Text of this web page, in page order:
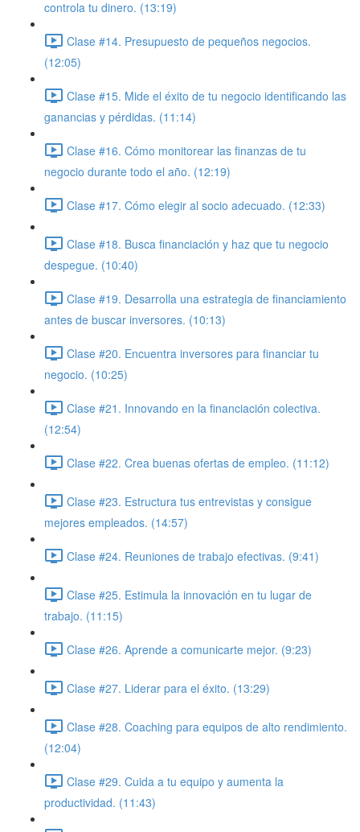
controla tu dinero. (13:19)
Clase #14. Presupuesto de pequeños negocios.
(12:05)
Clase #15. Mide el éxito de tu negocio identificando las
ganancias y pérdidas. (11:14)
Clase #16. Cómo monitorear las finanzas de tu
negocio durante todo el año. (12:19)
Clase #17. Cómo elegir al socio adecuado. (12:33)
Clase #18. Busca financiación y haz que tu negocio
despegue. (10:40)
Clase #19. Desarrolla una estrategia de financiamiento
antes de buscar inversores. (10:13)
Clase #20. Encuentra inversores para financiar tu
negocio. (10:25)
Clase #21. Innovando en la financiación colectiva.
(12:54)
Clase #22. Crea buenas ofertas de empleo. (11:12)
Clase #23. Estructura tus entrevistas y consigue
mejores empleados. (14:57)
Clase #24. Reuniones de trabajo efectivas. (9:41)
Clase #25. Estimula la innovación en tu lugar de
trabajo. (11:15)
Clase #26. Aprende a comunicarte mejor. (9:23)
Clase #27. Liderar para el éxito. (13:29)
Clase #28. Coaching para equipos de alto rendimiento.
(12:04)
Clase #29. Cuida a tu equipo y aumenta la
productividad. (11:43)